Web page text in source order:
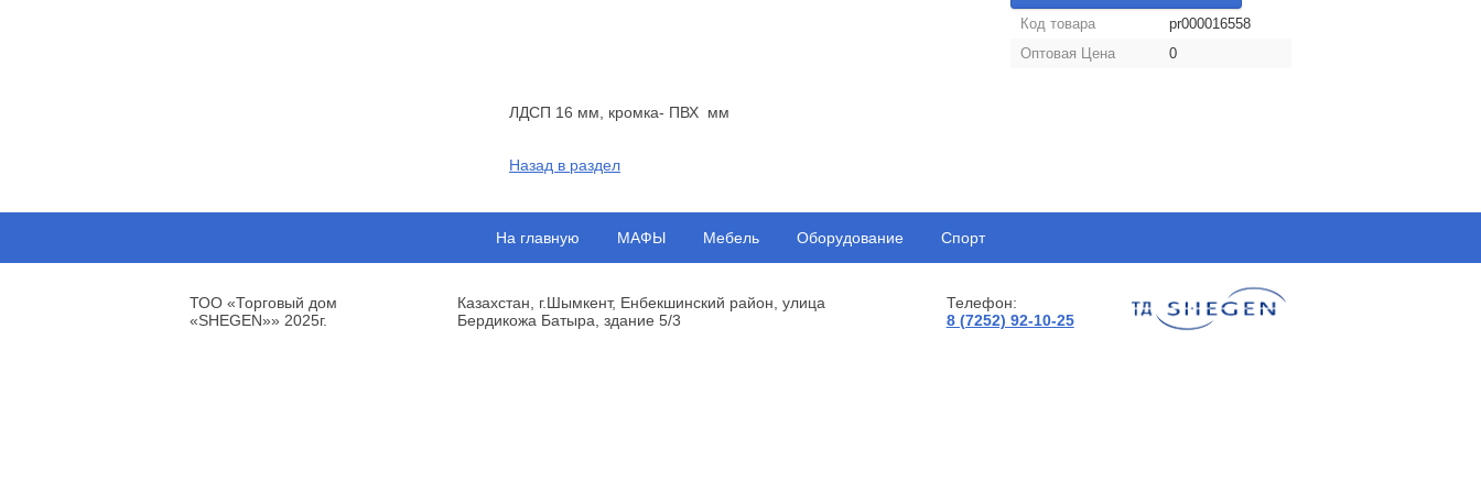
Код товара
pr000016558
Оптовая Цена
0
ЛДСП 16 мм, кромка- ПВХ мм
Назад в раздел
На главную МАФЫ Мебель Оборудование Спорт
ТОО «Торговый дом
«SHEGEN»» 2025г.
Казахстан, г.Шымкент, Енбекшинский район, улица
Бердикожа Батыра, здание 5/3
Телефон:
8 (7252) 92-10-25